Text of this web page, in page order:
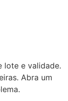
lote e validade.
Abra um